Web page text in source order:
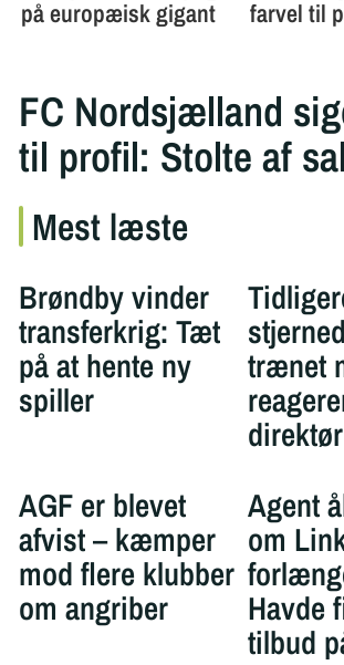
FC Nordsjælland
til profil: Stolte af
Mest læste
Brøndby vinder
transferkrig: Tæt
på at hente ny
spiller
trænet
direktør
AGF er blevet
afvist – kæmper
mod flere klubber
om angriber
Agent
om
Havde
tilbud